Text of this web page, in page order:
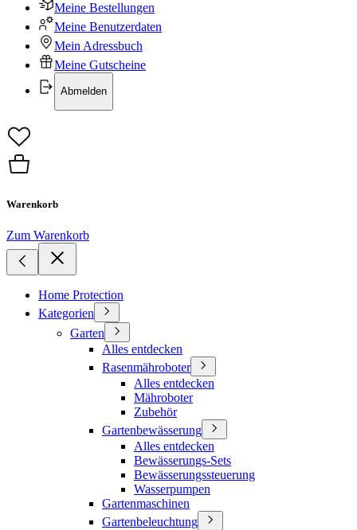
Meine Bestellungen
Meine Benutzerdaten
Mein Adressbuch
Meine Gutscheine
Abmelden
Warenkorb
Zum Warenkorb
Home Protection
Kategorien
Garten
Alles entdecken
Rasenmähroboter
Alles entdecken
Mähroboter
Zubehör
Gartenbewässerung
Alles entdecken
Bewässerungs-Sets
Bewässerungssteuerung
Wasserpumpen
Gartenmaschinen
Gartenbeleuchtung